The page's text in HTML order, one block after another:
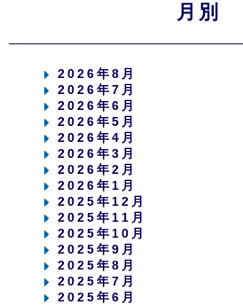
月別
2026年8月
2026年7月
2026年6月
2026年5月
2026年4月
2026年3月
2026年2月
2026年1月
2025年12月
2025年11月
2025年10月
2025年9月
2025年8月
2025年7月
2025年6月